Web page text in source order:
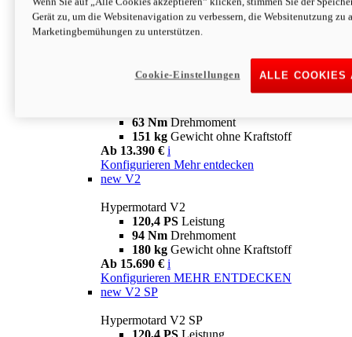
63 NmDrehmoment
151 kgGewicht ohne Kraftstoff
Ab 13.890 € i
63 Nm Drehmoment
151 kg Gewicht ohne Kraftstoff
Ab 13.390 € i
Konfigurieren Mehr entdecken
new V2
Hypermotard V2
120,4 PS Leistung
94 Nm Drehmoment
180 kg Gewicht ohne Kraftstoff
Ab 15.690 € i
Konfigurieren MEHR ENTDECKEN
new V2 SP
Hypermotard V2 SP
Gerät zu, um die Websitenavigation zu verbessern, die Websitenutzung zu
Marketingbemühungen zu unterstützen.
ALLE COOKIES
Cookie-Einstellungen